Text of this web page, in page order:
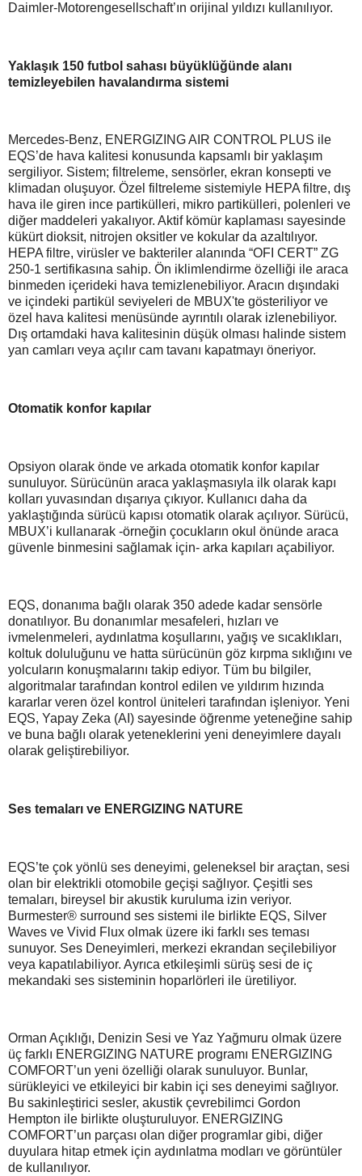
Daimler-Motorengesellschaft’ın orijinal yıldızı kullanılıyor.
Yaklaşık 150 futbol sahası büyüklüğünde alanı
temizleyebilen havalandırma sistemi
Mercedes-Benz, ENERGIZING AIR CONTROL PLUS ile
EQS’de hava kalitesi konusunda kapsamlı bir yaklaşım
sergiliyor. Sistem; filtreleme, sensörler, ekran konsepti ve
klimadan oluşuyor. Özel filtreleme sistemiyle HEPA filtre, dış
hava ile giren ince partikülleri, mikro partikülleri, polenleri ve
diğer maddeleri yakalıyor. Aktif kömür kaplaması sayesinde
kükürt dioksit, nitrojen oksitler ve kokular da azaltılıyor.
HEPA filtre, virüsler ve bakteriler alanında “OFI CERT” ZG
250-1 sertifikasına sahip. Ön iklimlendirme özelliği ile araca
binmeden içerideki hava temizlenebiliyor. Aracın dışındaki
ve içindeki partikül seviyeleri de MBUX'te gösteriliyor ve
özel hava kalitesi menüsünde ayrıntılı olarak izlenebiliyor.
Dış ortamdaki hava kalitesinin düşük olması halinde sistem
yan camları veya açılır cam tavanı kapatmayı öneriyor.
Otomatik konfor kapılar
Opsiyon olarak önde ve arkada otomatik konfor kapılar
sunuluyor. Sürücünün araca yaklaşmasıyla ilk olarak kapı
kolları yuvasından dışarıya çıkıyor. Kullanıcı daha da
yaklaştığında sürücü kapısı otomatik olarak açılıyor. Sürücü,
MBUX’i kullanarak -örneğin çocukların okul önünde araca
güvenle binmesini sağlamak için- arka kapıları açabiliyor.
EQS, donanıma bağlı olarak 350 adede kadar sensörle
donatılıyor. Bu donanımlar mesafeleri, hızları ve
ivmelenmeleri, aydınlatma koşullarını, yağış ve sıcaklıkları,
koltuk doluluğunu ve hatta sürücünün göz kırpma sıklığını ve
yolcuların konuşmalarını takip ediyor. Tüm bu bilgiler,
algoritmalar tarafından kontrol edilen ve yıldırım hızında
kararlar veren özel kontrol üniteleri tarafından işleniyor. Yeni
EQS, Yapay Zeka (AI) sayesinde öğrenme yeteneğine sahip
ve buna bağlı olarak yeteneklerini yeni deneyimlere dayalı
olarak geliştirebiliyor.
Ses temaları ve ENERGIZING NATURE
EQS’te çok yönlü ses deneyimi, geleneksel bir araçtan, sesi
olan bir elektrikli otomobile geçişi sağlıyor. Çeşitli ses
temaları, bireysel bir akustik kuruluma izin veriyor.
Burmester® surround ses sistemi ile birlikte EQS, Silver
Waves ve Vivid Flux olmak üzere iki farklı ses teması
sunuyor. Ses Deneyimleri, merkezi ekrandan seçilebiliyor
veya kapatılabiliyor. Ayrıca etkileşimli sürüş sesi de iç
mekandaki ses sisteminin hoparlörleri ile üretiliyor.
Orman Açıklığı, Denizin Sesi ve Yaz Yağmuru olmak üzere
üç farklı ENERGIZING NATURE programı ENERGIZING
COMFORT’un yeni özelliği olarak sunuluyor. Bunlar,
sürükleyici ve etkileyici bir kabin içi ses deneyimi sağlıyor.
Bu sakinleştirici sesler, akustik çevrebilimci Gordon
Hempton ile birlikte oluşturuluyor. ENERGIZING
COMFORT’un parçası olan diğer programlar gibi, diğer
duyulara hitap etmek için aydınlatma modları ve görüntüler
de kullanılıyor.